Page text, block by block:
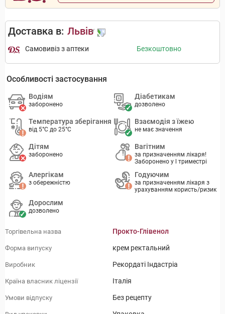
Доставка в: Львів
Самовивіз з аптеки Безкоштовно
Особливості застосування
Водіям
заборонено
Діабетикам
дозволено
Температура зберігання
від 5°C до 25°C
Взаємодія з їжею
не має значення
Дітям
заборонено
Вагітним
за призначенням лікаря!
Заборонено у l триместрі
Алергікам
з обережністю
Годуючим
за призначенням лікаря з
урахуванням користь/ризик
Дорослим
дозволено
Торгівельна назва Прокто-Глівенол
Форма випуску крем ректальний
Виробник Рекордаті Індастріа
Країна власник ліцензії Італія
Умови відпуску Без рецепту